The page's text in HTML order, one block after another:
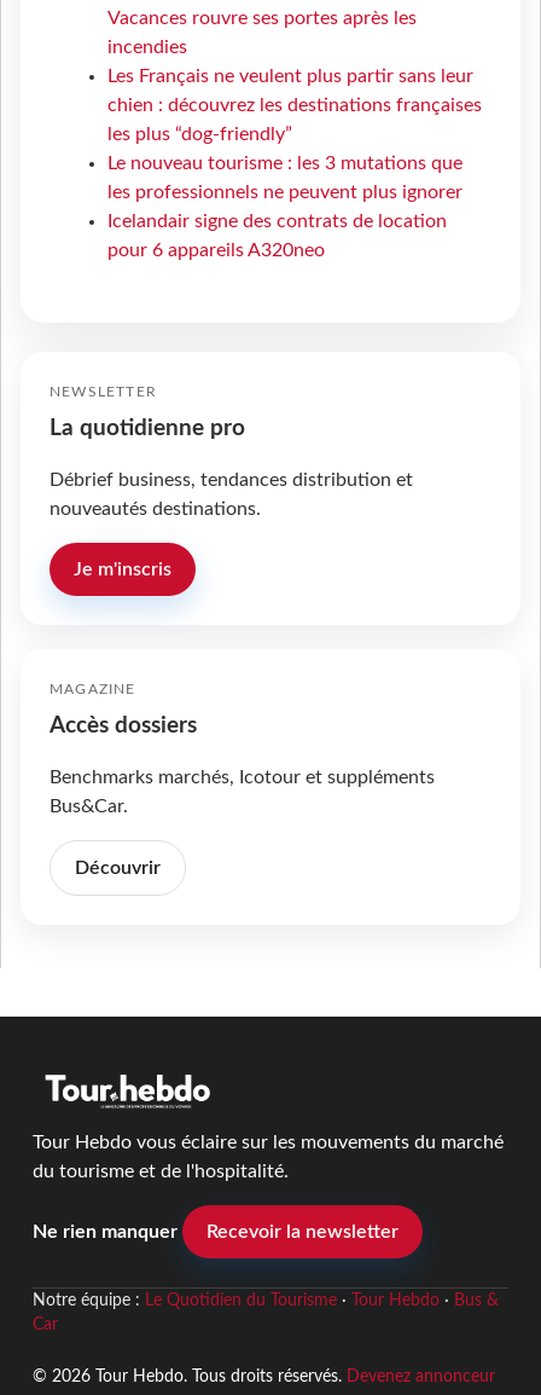
Vacances rouvre ses portes après les
incendies
Les Français ne veulent plus partir sans leur
chien : découvrez les destinations françaises
les plus “dog-friendly”
Le nouveau tourisme : les 3 mutations que
les professionnels ne peuvent plus ignorer
Icelandair signe des contrats de location
pour 6 appareils A320neo
NEWSLETTER
La quotidienne pro
Débrief business, tendances distribution et
nouveautés destinations.
Je m'inscris
MAGAZINE
Accès dossiers
Benchmarks marchés, Icotour et suppléments
Bus&Car.
Découvrir
Tour Hebdo vous éclaire sur les mouvements du marché
du tourisme et de l'hospitalité.
Ne rien manquer Recevoir la newsletter
Notre équipe : Le Quotidien du Tourisme· Tour Hebdo· Bus &
Car
© 2026 Tour Hebdo. Tous droits réservés. Devenez annonceur